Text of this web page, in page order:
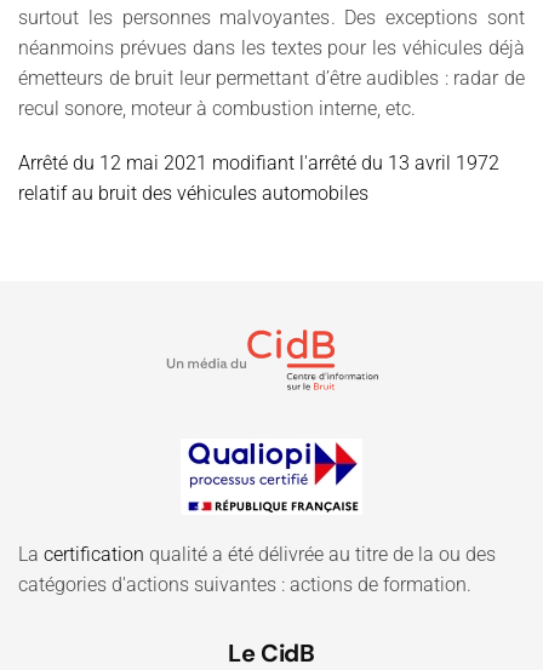
surtout les personnes malvoyantes. Des exceptions sont
néanmoins prévues dans les textes pour les véhicules déjà
émetteurs de bruit leur permettant d’être audibles : radar de
recul sonore, moteur à combustion interne, etc.
Arrêté du 12 mai 2021 modifiant l'arrêté du 13 avril 1972
relatif au bruit des véhicules automobiles
La certification qualité a été délivrée au titre de la ou des
catégories d'actions suivantes : actions de formation.
Le CidB